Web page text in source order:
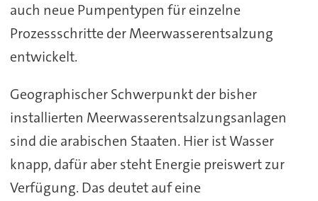
auch neue Pumpentypen für einzelne
Prozessschritte der Meerwasserentsalzung
entwickelt.
Geographischer Schwerpunkt der bisher
installierten Meerwasserentsalzungsanlagen
sind die arabischen Staaten. Hier ist Wasser
knapp, dafür aber steht Energie preiswert zur
Verfügung. Das deutet auf eine